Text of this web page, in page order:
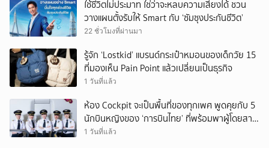
ใช้ชีวิตไม่ประมาท ใช่ว่าจะหลบความเสี่ยงได้ ชวน
วางแผนตั้งรับให้ Smart กับ ‘ซัมซุงประกันชีวิต’
22 ชั่วโมงที่ผ่านมา
รู้จัก ‘Lostkid’ แบรนด์กระเป๋าหมอนของเด็กวัย 15
ที่มองเห็น Pain Point แล้วเปลี่ยนเป็นธุรกิจ
1 วันที่แล้ว
ห้อง Cockpit จะเป็นพื้นที่ของทุกเพศ พูดคุยกับ 5
นักบินหญิงของ ‘การบินไทย’ ที่พร้อมพาผู้โดยสาร
บินไปทั่วโลก
1 วันที่แล้ว